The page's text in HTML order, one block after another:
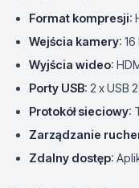
Format kompresji:
Wejścia kamery:
Wyjścia wideo:
Porty USB: 2 x USB
Protokół sieciowy:
Zarządzanie
Zdalny dostęp: